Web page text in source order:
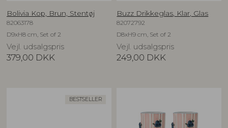
Bolivia Kop, Brun, Stentøj
82063178
D9xH8 cm, Set of 2
Vejl. udsalgspris
379,00 DKK
Buzz Drikkeglas, Klar, Glas
82072792
D8xH9 cm, Set of 2
Vejl. udsalgspris
249,00 DKK
BESTSELLER